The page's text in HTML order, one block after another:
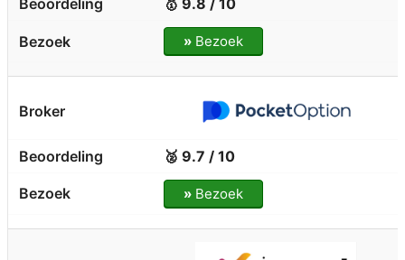
🥇 9.8 / 10
»Bezoek
🥈 9.7 / 10
»Bezoek